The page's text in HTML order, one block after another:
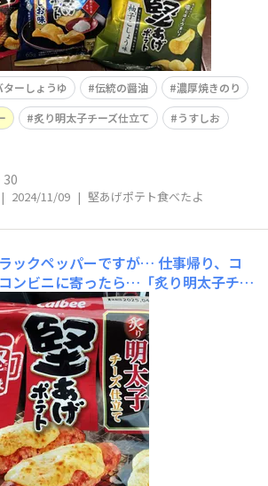
ターしょうゆ 伝統の醤油
濃厚焼きのり
炙り明太子チーズ仕立て
うすしお
30
| 2024/11/09 | 堅あげポテト食べたよ
ックペッパーですが… 仕事帰り、コ
ンビニに寄ったら…「炙り明太子チー
太子もチーズも大好きの民なので、食
＼(^o^)／今日は、鬼旨ブラックペッ
べて満足です╰(*´︶`*)╯♡